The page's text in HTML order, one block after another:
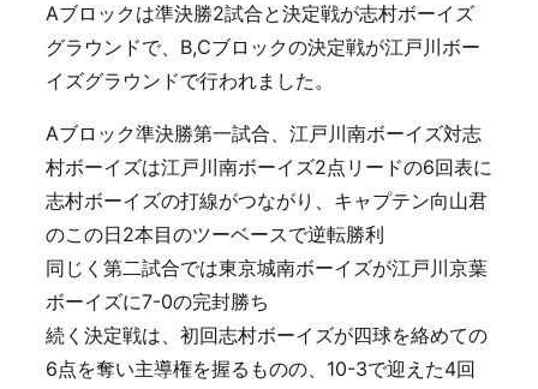
Aブロックは準決勝2試合と決定戦が志村ボーイズ
グラウンドで、B,Cブロックの決定戦が江戸川ボー
イズグラウンドで行われました。
Aブロック準決勝第一試合、江戸川南ボーイズ対志
村ボーイズは江戸川南ボーイズ2点リードの6回表に
志村ボーイズの打線がつながり、キャプテン向山君
のこの日2本目のツーベースで逆転勝利
同じく第二試合では東京城南ボーイズが江戸川京葉
ボーイズに7-0の完封勝ち
続く決定戦は、初回志村ボーイズが四球を絡めての
6点を奪い主導権を握るものの、10-3で迎えた4回